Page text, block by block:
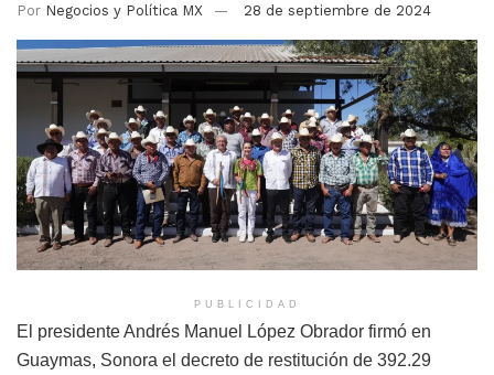
Por Negocios y Política MX 28 de septiembre de 2024
PUBLICIDAD
El presidente Andrés Manuel López Obrador firmó en
Guaymas, Sonora el decreto de restitución de 392.29